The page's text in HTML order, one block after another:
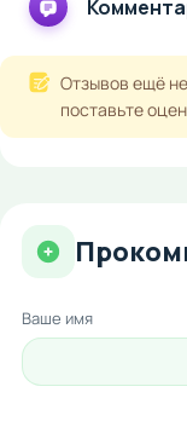
Отзывов ещё
поставьте
Ваше имя